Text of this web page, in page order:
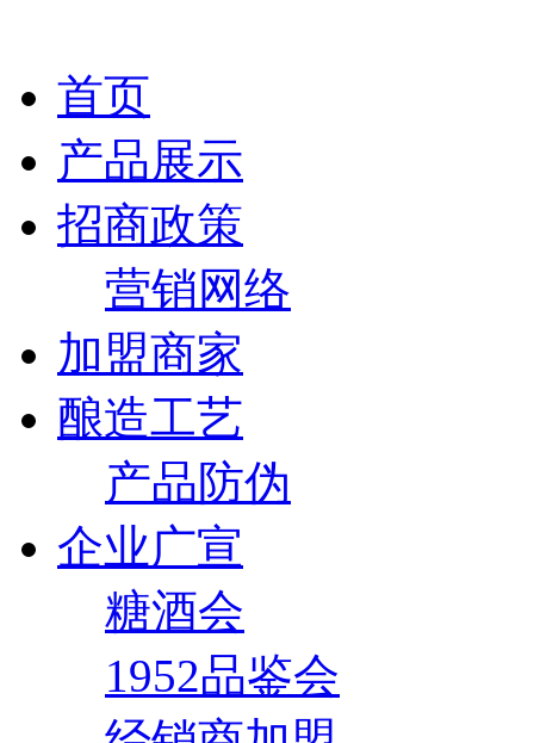
首页
产品展示
招商政策
营销网络
加盟商家
酿造工艺
产品防伪
企业广宣
糖酒会
1952品鉴会